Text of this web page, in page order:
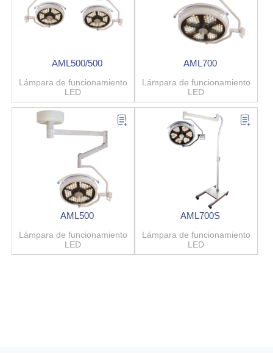
AML500/500
Lámpara de funcionamiento
LED
AML700
Lámpara de funcionamiento
LED
AML500
Lámpara de funcionamiento
LED
AML700S
Lámpara de funcionamiento
LED